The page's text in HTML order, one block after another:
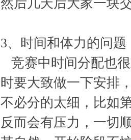
然后几天后大家一块
3、时间和体力的问题
竞赛中时间分配也
时要大致做一下安排
不必分的太细，比如
反而会有压力，一切